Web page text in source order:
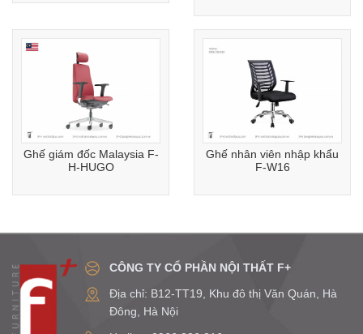
Ghế giám đốc Malaysia F-
H-HUGO
Ghế nhân viên nhập khẩu
F-W16
CÔNG TY CỔ PHẦN NỘI THẤT F+
Địa chỉ: B12-TT19, Khu đô thị Văn Quán, Hà
Đông, Hà Nội